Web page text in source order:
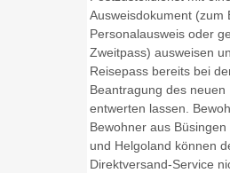
Ausweisdokument (zum
Personalausweis oder
Zweitpass) ausweisen
Reisepass bereits bei
Beantragung des neuen
entwerten lassen.
Bewohner aus
und Helgoland können
Direktversand-Service